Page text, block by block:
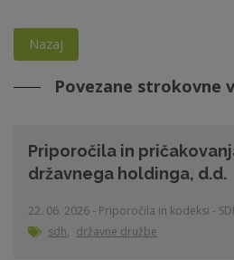
Nazaj
Povezane strokovne
Priporočila in
državnega holdinga, d.d.
22. 06. 2026 - Priporočila in kodeksi -
sdh, državne družbe